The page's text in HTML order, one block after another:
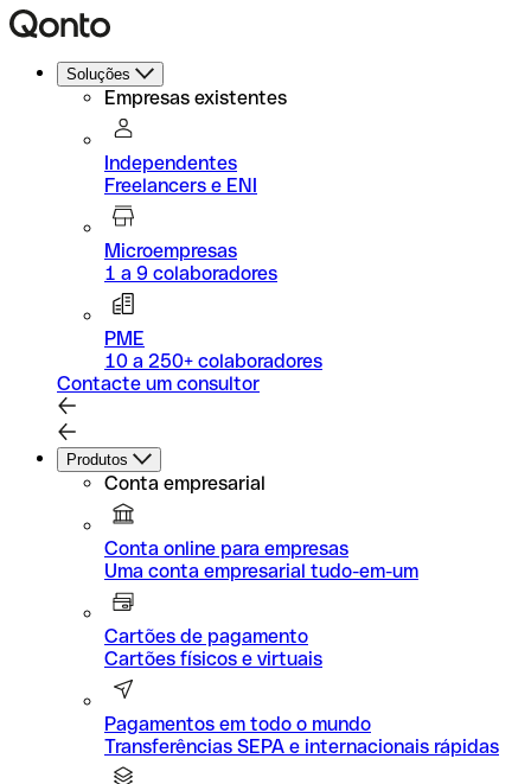
Soluções
Empresas existentes
Independentes
Freelancers e ENI
Microempresas
1 a 9 colaboradores
PME
10 a 250+ colaboradores
Contacte um consultor
Produtos
Conta empresarial
Conta online para empresas
Uma conta empresarial tudo-em-um
Cartões de pagamento
Cartões físicos e virtuais
Pagamentos em todo o mundo
Transferências SEPA e internacionais rápidas